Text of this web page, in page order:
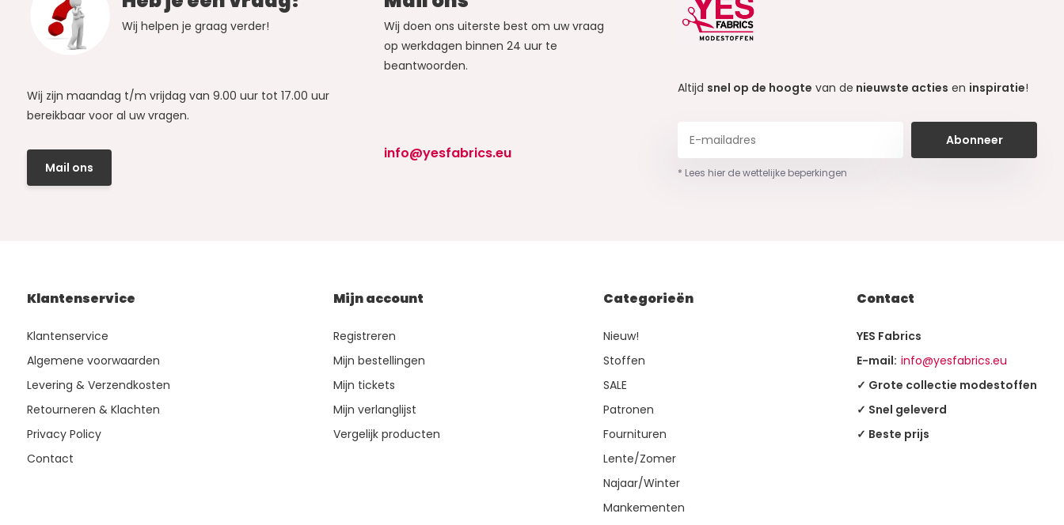
Wij helpen je graag verder!
Wij zijn maandag t/m vrijdag van 9.00 uur tot 17.00 uur
bereikbaar voor al uw vragen.
Mail ons
Wij doen ons uiterste best om uw vraag
op werkdagen binnen 24 uur te
beantwoorden.
info@yesfabrics.eu
Altijd snel op de hoogte van de nieuwste acties en inspiratie!
Abonneer
* Lees hier de wettelijke beperkingen
Klantenservice
Klantenservice
Algemene voorwaarden
Levering & Verzendkosten
Retourneren & Klachten
Privacy Policy
Contact
Mijn account
Registreren
Mijn bestellingen
Mijn tickets
Mijn verlanglijst
Vergelijk producten
Categorieën
Nieuw!
Stoffen
SALE
Patronen
Fournituren
Lente/Zomer
Najaar/Winter
Mankementen
Contact
YES Fabrics
E-mail: info@yesfabrics.eu
✓ Grote collectie modestoffen
✓ Snel geleverd
✓ Beste prijs